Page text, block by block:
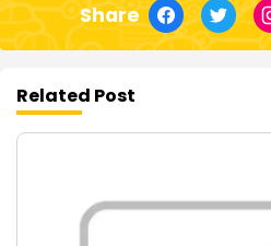
Share
Related Post